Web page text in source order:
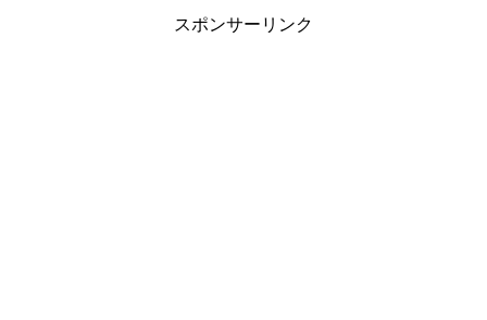
スポンサーリンク